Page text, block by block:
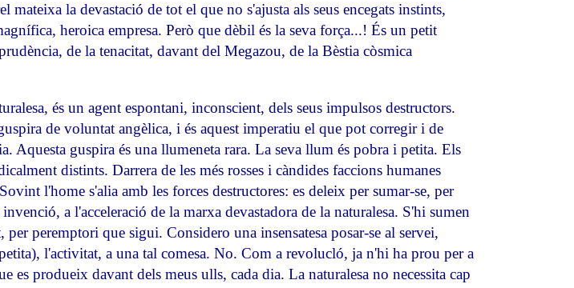
mateixa la devastació de tot el que no s'ajusta als seus encegats instints,
heroica empresa. Però que dèbil és la seva força...! És un petit
de la tenacitat, davant del Megazou, de la Bèstia còsmica
és un agent espontani, inconscient, dels seus impulsos destructors.
de voluntat angèlica, i és aquest imperatiu el que pot corregir i de
Aquesta guspira és una llumeneta rara. La seva llum és pobra i petita. Els
distints. Darrera de les més rosses i càndides faccions humanes
l'home s'alia amb les forces destructores: es deleix per sumar-se, per
a l'acceleració de la marxa devastadora de la naturalesa. S'hi sumen
peremptori que sigui. Considero una insensatesa posar-se al servei,
l'activitat, a una tal comesa. No. Com a revolucló, ja n'hi ha prou per a
es produeix davant dels meus ulls, cada dia. La naturalesa no necessita cap